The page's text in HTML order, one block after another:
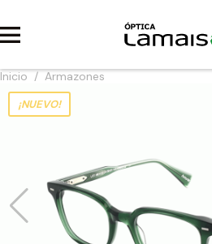
Inicio / Armazones
¡NUEVO!